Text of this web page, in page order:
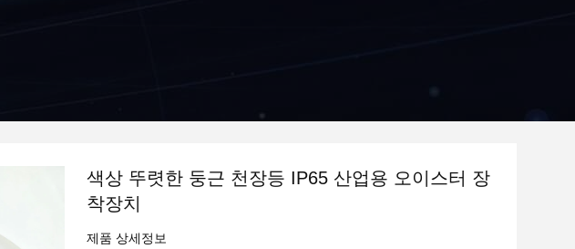
색상 뚜렷한 둥근 천장등 IP65 산업용 오이스터 장
착장치
제품 상세정보